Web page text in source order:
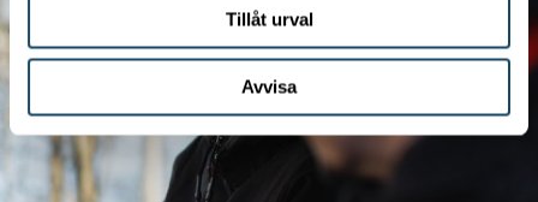
Tillåt urval
Avvisa